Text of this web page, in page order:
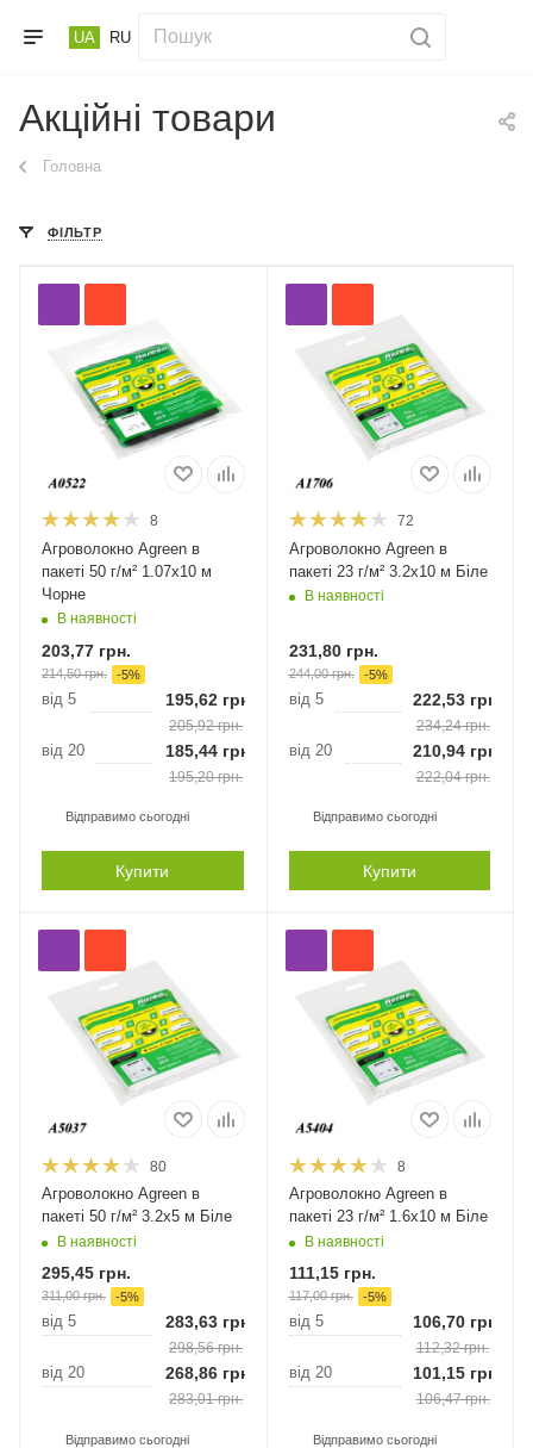
UA RU
Акційні товари
Головна
ФІЛЬТР
8
Агроволокно Agreen в
пакеті 50 г/м² 1.07х10 м
Чорне
В наявності
203,77 грн.
214,50грн. -5%
від 5 195,62 грн.
205,92грн.
від 20 185,44 грн.
195,20грн.
Відправимо сьогодні
Купити
72
Агроволокно Agreen в
пакеті 23 г/м² 3.2х10 м Біле
В наявності
231,80грн.
244,00грн. -5%
від 5 222,53грн.
234,24грн.
від 20 210,94грн.
222,04грн.
Відправимо сьогодні
Купити
80
Агроволокно Agreen в
пакеті 50 г/м² 3.2х5 м Біле
В наявності
295,45 грн.
311,00грн. -5%
від 5 283,63 грн.
298,56грн.
від 20 268,86 грн.
283,01грн.
Відправимо сьогодні
8
Агроволокно Agreen в
пакеті 23 г/м² 1.6х10 м Біле
В наявності
111,15грн.
117,00грн. -5%
від 5 106,70грн.
112,32грн.
від 20 101,15грн.
106,47грн.
Відправимо сьогодні